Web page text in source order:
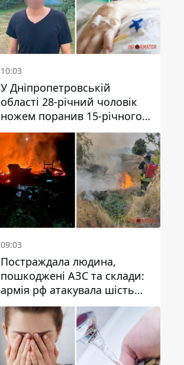
10:03
У Дніпропетровській
області 28-річний чоловік
ножем поранив 15-річного
хлопця
09:03
Постраждала людина,
пошкоджені АЗС та склади:
армія рф атакувала шість
районів Дніпропетровської
області